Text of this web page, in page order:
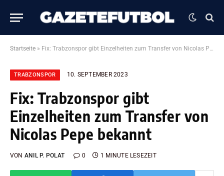
Startseite » Fix: Trabzonspor gibt Einzelheiten zum Transfer von Nicolas Pepe bekannt
TRABZONSPOR 10. SEPTEMBER 2023
Fix: Trabzonspor gibt
Einzelheiten zum Transfer von
Nicolas Pepe bekannt
VON ANIL P. POLAT 0 1 MINUTE LESEZEIT